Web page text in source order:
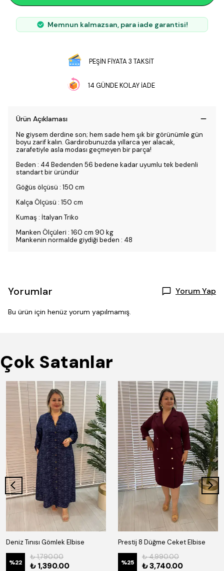
Memnun kalmazsan, para iade garantisi!
PEŞİN FİYATA 3 TAKSİT
14 GÜNDE KOLAY İADE
Ürün Açıklaması
Ne giysem derdine son; hem sade hem şık bir görünümle gün
boyu zarif kalın. Gardırobunuzda yıllarca yer alacak,
zarafetiyle asla modası geçmeyen bir parça!
Beden : 44 Bedenden 56 bedene kadar uyumlu tek bedenli
standart bir üründür
Göğüs ölçüsü : 150 cm
Kalça Ölçüsü : 150 cm
Kumaş : İtalyan Triko
Manken Ölçüleri : 160 cm 90 kg
Mankenin normalde giydiği beden : 48
Yorumlar Yorum Yap
Bu ürün için henüz yorum yapılmamış.
Çok Satanlar
Deniz Tınısı Gömlek Elbise
%22
₺ 1,790.00
₺ 1,390.00
Prestij 8 Düğme Ceket Elbise
%25
₺ 4,990.00
₺ 3,740.00